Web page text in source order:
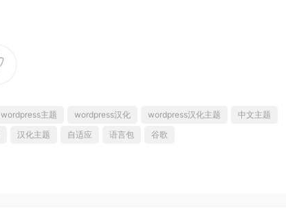
wordpress主题 wordpress汉化 wordpress汉化主题
中文主题
汉化主题 自适应 语言包 谷歌